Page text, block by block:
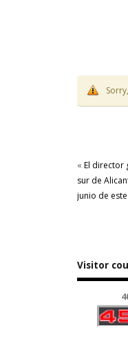
« El director
sur de
junio de
Visitor